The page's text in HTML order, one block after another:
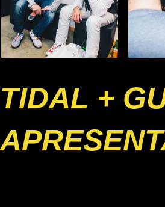
TIDAL +